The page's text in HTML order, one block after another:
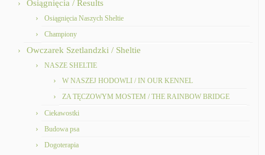
Osiągnięcia / Results
Osiągnięcia Naszych Sheltie
Championy
Owczarek Szetlandzki / Sheltie
NASZE SHELTIE
W NASZEJ HODOWLI / IN OUR KENNEL
ZA TĘCZOWYM MOSTEM / THE RAINBOW BRIDGE
Ciekawostki
Budowa psa
Dogoterapia